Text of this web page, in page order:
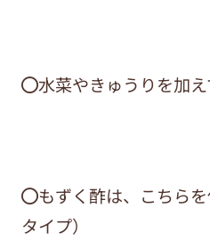
⚫︎水菜やきゅうりを加え
⚫︎もずく酢は、こちら
タイプ）